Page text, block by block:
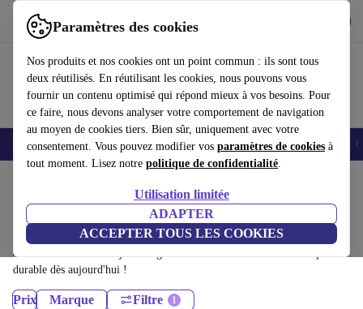
Paramètres des cookies
Nos produits et nos cookies ont un point commun : ils sont tous
deux réutilisés. En réutilisant les cookies, nous pouvons vous
fournir un contenu optimisé qui répond mieux à vos besoins. Pour
ce faire, nous devons analyser votre comportement de navigation
au moyen de cookies tiers. Bien sûr, uniquement avec votre
consentement. Vous pouvez modifier vos paramètres de cookies à
tout moment. Lisez notre politique de confidentialité.
Utilisation limitée
ADAPTER
ACCEPTER TOUS LES COOKIES
Utilisez refurbed rapidement et facilement
Smartphones Laptops Tablettes Montres connectées Accessoires
Écrans:
Écrans certifiés reconditionnés à moins de 3200€ – économisez jusqu'à
40 %. Retours sous 30 jours et garantie de 12 mois. Achetez de façon
durable dès aujourd'hui !
Prix Marque Filtre